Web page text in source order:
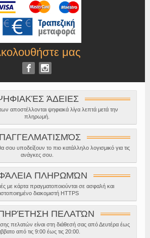
μας
ΆΔΕΙΕΣ
αποστέλλονται ψηφιακά λίγα λεπτά μετά την
πληρωμή.
σου υποδείξουν το πιο κατάλληλο λογισμικό για τις
ανάγκες σου.
ΠΛΗΡΩΜΏΝ
με κάρτα πραγματοποιούνται σε ασφαλή και
διακομιστή HTTPS
ΠΕΛΑΤΏΝ
πελατών είναι στη διάθεσή σας από Δευτέρα έως
από τις 9:00 έως τις 20:00.